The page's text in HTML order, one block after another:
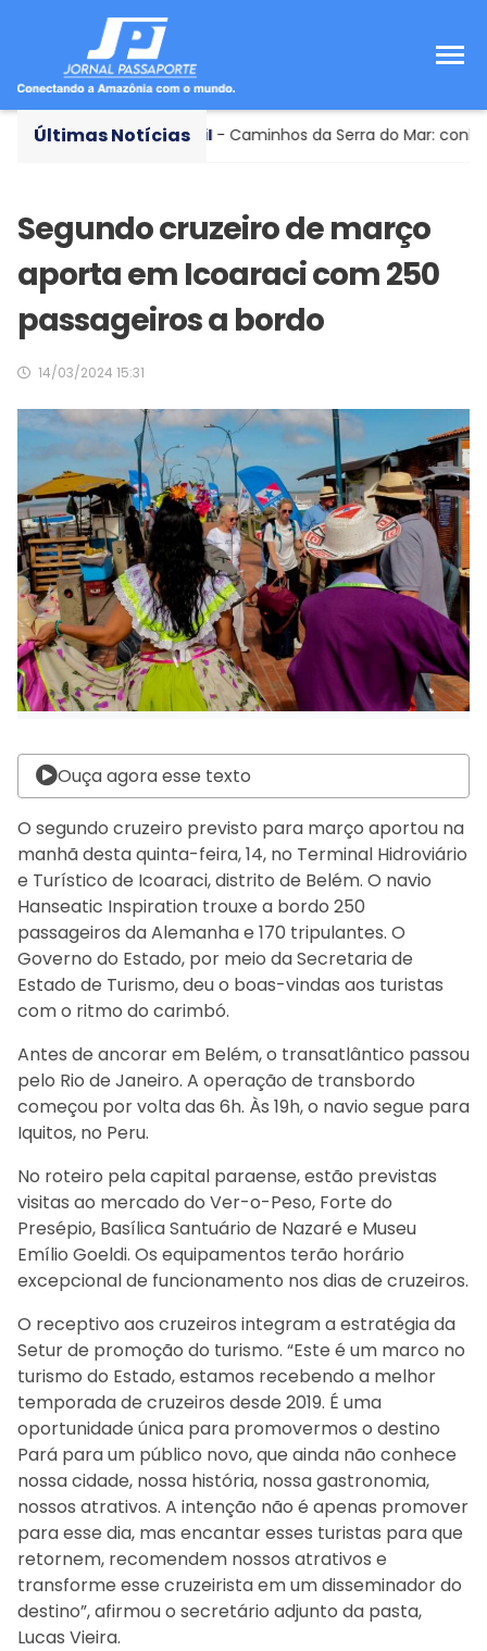
Últimas Notícias
Conheça o Brasil- Caminhos da Serra do Mar: conheça a
Segundo cruzeiro de março
aporta em Icoaraci com 250
passageiros a bordo
14/03/2024 15:31
Ouça agora esse texto
O segundo cruzeiro previsto para março aportou na
manhã desta quinta-feira, 14, no Terminal Hidroviário
e Turístico de Icoaraci, distrito de Belém. O navio
Hanseatic Inspiration trouxe a bordo 250
passageiros da Alemanha e 170 tripulantes. O
Governo do Estado, por meio da Secretaria de
Estado de Turismo, deu o boas-vindas aos turistas
com o ritmo do carimbó.
Antes de ancorar em Belém, o transatlântico passou
pelo Rio de Janeiro. A operação de transbordo
começou por volta das 6h. Às 19h, o navio segue para
Iquitos, no Peru.
No roteiro pela capital paraense, estão previstas
visitas ao mercado do Ver-o-Peso, Forte do
Presépio, Basílica Santuário de Nazaré e Museu
Emílio Goeldi. Os equipamentos terão horário
excepcional de funcionamento nos dias de cruzeiros.
O receptivo aos cruzeiros integram a estratégia da
Setur de promoção do turismo. “Este é um marco no
turismo do Estado, estamos recebendo a melhor
temporada de cruzeiros desde 2019. É uma
oportunidade única para promovermos o destino
Pará para um público novo, que ainda não conhece
nossa cidade, nossa história, nossa gastronomia,
nossos atrativos. A intenção não é apenas promover
para esse dia, mas encantar esses turistas para que
retornem, recomendem nossos atrativos e
transforme esse cruzeirista em um disseminador do
destino”, afirmou o secretário adjunto da pasta,
Lucas Vieira.